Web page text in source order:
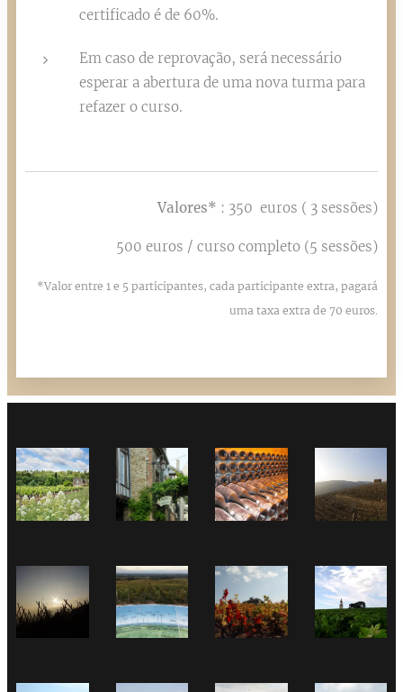
certificado é de 60%.
Em caso de reprovação, será necessário
esperar a abertura de uma nova turma para
refazer o curso.
Valores* : 350 euros ( 3 sessões)
500 euros / curso completo (5 sessões)
*Valor entre 1 e 5 participantes, cada participante extra, pagará
uma taxa extra de 70 euros.